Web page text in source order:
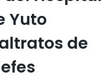
Yuto
de